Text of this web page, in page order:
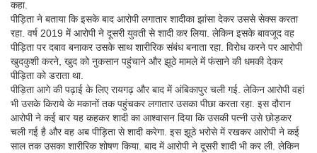
कहा.
पीड़िता ने बताया कि इसके बाद आरोपी लगातार शादीका झांसा देकर उससे सेक्स करता
रहा. वर्ष 2019 में आरोपी ने दूसरी युवती से शादी कर लिया. लेकिन इसके बावजूद वह
पीड़िता पर दबाव बनाकर उसके साथ शारीरिक संबंध बनाता रहा. विरोध करने पर आरोपी
खुदकुशी करने, खुद को नुकसान पहुंचाने और झूठे मामले में फंसाने की धमकी देकर
पीड़िता को डराता था.
पीड़िता आगे की पढ़ाई के लिए रायगढ़ और बाद में अंबिकापुर चली गई. लेकिन आरोपी वहां
भी उसके किराये के मकानों तक पहुंचकर लगातार उसका पीछा करता रहा. इस दौरान
आरोपी ने कई बार यह कहकर शादी का आश्वासन दिया कि उसकी पत्नी उसे छोड़कर
चली गई है और वह अब पीड़िता से शादी करेगा. इस झूठे भरोसे में रखकर आरोपी ने कई
साल तक उसका शारीरिक शोषण किया. बाद में आरोपी ने दूसरी शादी भी कर ली. लेकिन